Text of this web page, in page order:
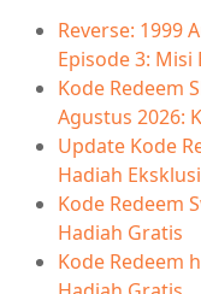
Reverse: 1999
Episode 3:
Kode Redeem
Agustus 2026:
Update Kode
Hadiah
Kode Redeem
Hadiah Gratis
Kode Redeem